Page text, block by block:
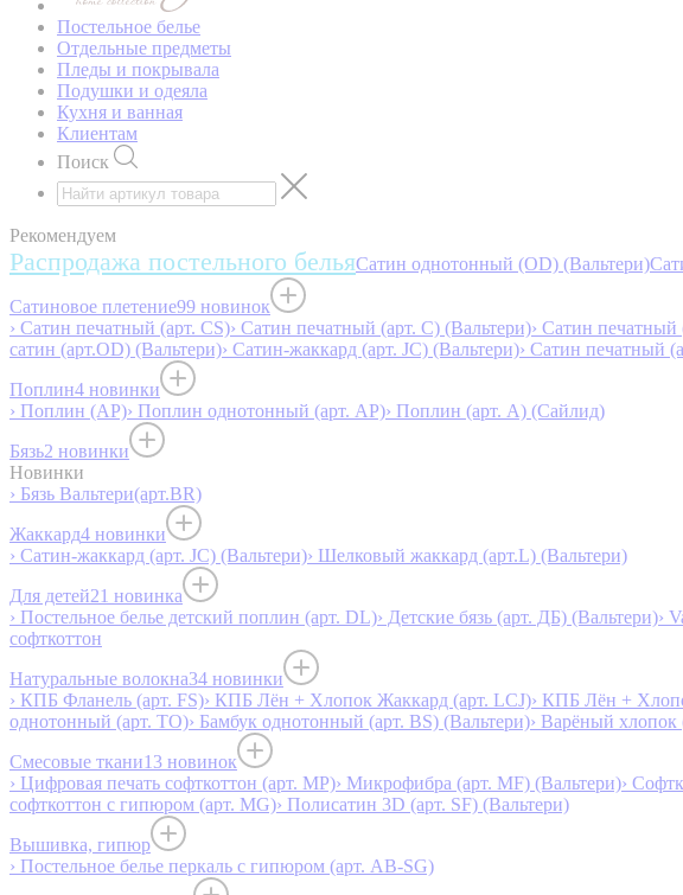
Постельное белье
Отдельные предметы
Пледы и покрывала
Подушки и одеяла
Кухня и ванная
Клиентам
Поиск
Рекомендуем
Распродажа постельного бельяСатин однотонный (OD) (Вальтери)
Сатиновое плетение99 новинок
› Сатин печатный (арт. СS)› Сатин печатный (арт. С) (Вальтери)› Сатин
сатин (арт.OD) (Вальтери)› Сатин-жаккард (арт. JC) (Вальтери)› Сатин печатный
Поплин4 новинки
› Поплин (AP)› Поплин однотонный (арт. AP)› Поплин (арт. А) (Сайлид)
Бязь2 новинки
Новинки
› Бязь Вальтери(арт.BR)
Жаккард4 новинки
› Сатин-жаккард (арт. JC) (Вальтери)› Шелковый жаккард (арт.L) (Вальтери)
Для детей21 новинка
› Постельное белье детский поплин (арт. DL)› Детские бязь (арт. ДБ) (Вальтери)›
софткоттон
Натуральные волокна34 новинки
› КПБ Фланель (арт. FS)› КПБ Лён + Хлопок Жаккард (арт. LCJ)› КПБ Лён +
однотонный (арт. TO)› Бамбук однотонный (арт. BS) (Вальтери)› Варёный хлопок
Смесовые ткани13 новинок
› Цифровая печать софткоттон (арт. MP)› Микрофибра (арт. MF) (Вальтери)›
софткоттон с гипюром (арт. MG)› Полисатин 3D (арт. SF) (Вальтери)
Вышивка, гипюр
› Постельное белье перкаль с гипюром (арт. AB-SG)